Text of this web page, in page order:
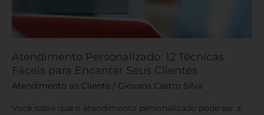
Atendimento Personalizado: 12 Técnicas
Fáceis para Encantar Seus Clientes
Atendimento ao Cliente / Giovana Castro Silva
Você sabia que o atendimento personalizado pode ser a